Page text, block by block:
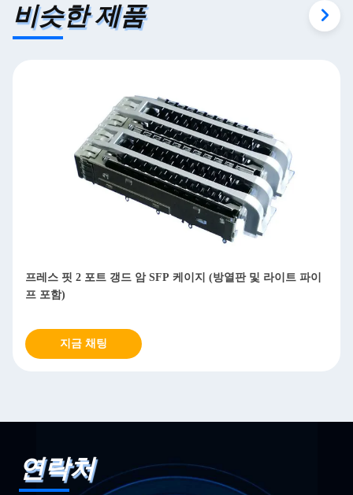
비슷한 제품
프레스 핏 2 포트 갱드 암 SFP 케이지 (방열판 및 라이트 파이
프 포함)
지금 채팅
연락처